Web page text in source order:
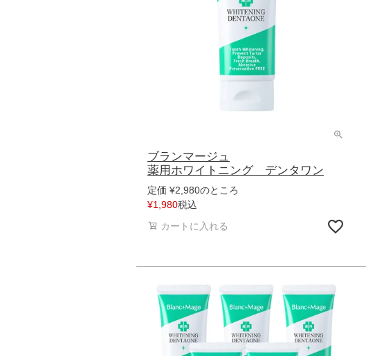
ブランマージュ
薬用ホワイトニング デンタワン
定価 ¥2,980のところ
¥1,980税込
カートに入れる